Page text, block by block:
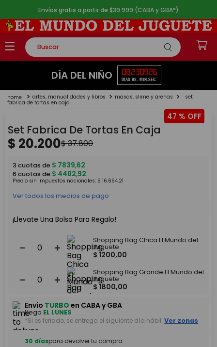
Envíos gratis a partir de $39.999 (CABA y GBA*)
Buscar
TÉRMINOS MÁS BUSCADOS
2.
lego
4.
monopatin
5. toy story
DÍA DEL NIÑO 08
DÍAS
23
HS.
09
MIN.
26
SEG.
artes, manualidades y libros masas, slime y arenas set
fabrica de tortas en caja
47 %
Set Fabrica De Tortas En Caja
$ 20.200$37.800
3 cuotas de $ 7839,62
6 cuotas de $ 4402,92
Precio sin impuestos nacionales: $ 16.694,21
Ver todos los medios de pago
¡Llevate Una Bolsa Para Regalo!
＋
－
Shopping Bag Chica El Mundo del
Juguete
$ 1200,00
＋
－
Shopping Bag Grande El Mundo del
Juguete
$ 1800,00
Envío TURBO en CABA y GBA
Llega EL LUNES
*Si es feriado, se entrega el siguiente día hábil. Ver zonas
30 díaspara devolver tu compra